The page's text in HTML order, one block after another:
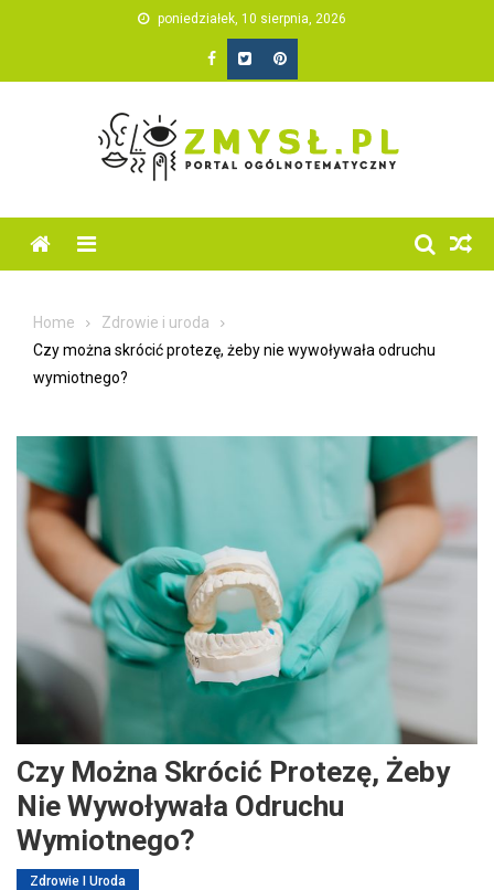
poniedziałek, 10 sierpnia, 2026
Home
Zdrowie i uroda
Czy można skrócić protezę, żeby nie wywoływała odruchu
wymiotnego?
Czy Można Skrócić Protezę, Żeby
Nie Wywoływała Odruchu
Wymiotnego?
Zdrowie I Uroda